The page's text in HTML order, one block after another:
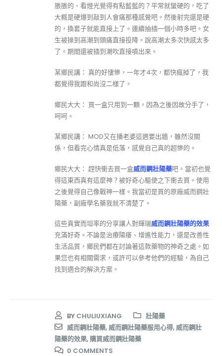
脹脹的、看燈光覺得有點藍藍的？平常就蠻硬的，吃了
大概是硬爆到敲到人會痛那種感覺吧。然後射完還是硬
的，換套子就能直接上了。連續抽插一個小時多吧。女
生被操到高潮到頭痛直接投降。說高潮太多次快感太多
了。期間還被插到潮吹直接噴出來。
某鄉民講： 真的好悽慘，一年才4次，都快瘋掉了，我
都覺得我跟和尚沒二樣了。
鄉民大大： 買一盒只用到一顆，因為之後因故分手了，
呵呵。
某鄉民講： MOD又在播老婆這週要出牆，雖然沒關
係，但看完心情真是低落，感覺自己真的超慘的。
鄉民大大： 趕快衝去買一盒威而鋼壯陽藥吧。當初也覺
得這東西真有這麼神？被好奇心驅使之下衝去買。使用
之後覺得自己像戰神一樣。我當初是買的原廠威而鋼壯
陽藥，副廠學名藥我就不清楚了。
這些真實而坦率的分享讓人對輝瑞威而鋼壯陽藥的效果
充滿好奇。不論是治療陽痿、增進性能力，還是改善性
生活品質，鄉民們都在討論著這款藥物的神奇之處。如
果您也有相關需求，或許可以參考他們的經驗，為自己
找到適合的解決方案。
BY CHULIUXIANG
壯陽藥
威而鋼壯陽藥, 威而鋼壯陽藥服用心得, 威而鋼壯
陽藥的效果, 購買威而鋼壯陽藥
0 COMMENTS